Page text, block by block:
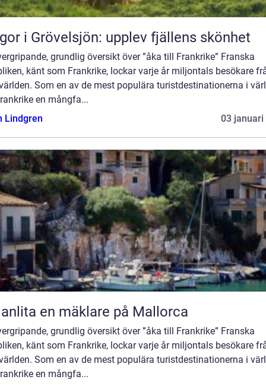
i Grövelsjön: upplev fjällens skönhet
grundlig översikt över ”åka till Frankrike” Franska
känt som Frankrike, lockar varje år miljontals besökare
Som en av de mest populära turistdestinationerna i
en mångfa...
Lindgren
03 januari
en mäklare på Mallorca
grundlig översikt över ”åka till Frankrike” Franska
känt som Frankrike, lockar varje år miljontals besökare
Som en av de mest populära turistdestinationerna i
en mångfa...